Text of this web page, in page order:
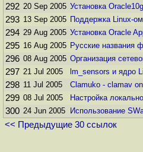
292 20 Sep 2005 Установка
293 13 Sep 2005 Поддержка Linux-
294 29 Aug 2005 Установка Oracle
295 16 Aug 2005 Русские названия
296 08 Aug 2005 Организация
297 21 Jul 2005 lm_sensors и ядро
298 11 Jul 2005 Clamuko - clamav
299 08 Jul 2005 Настройка
300 24 Jun 2005 Использование
<< Предыдущие 30 ссылок